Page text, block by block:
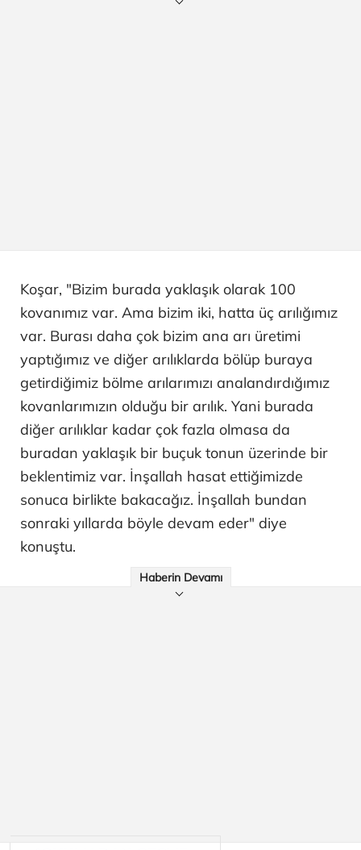
Koşar, "Bizim burada yaklaşık olarak 100
kovanımız var. Ama bizim iki, hatta üç arılığımız
var. Burası daha çok bizim ana arı üretimi
yaptığımız ve diğer arılıklarda bölüp buraya
getirdiğimiz bölme arılarımızı analandırdığımız
kovanlarımızın olduğu bir arılık. Yani burada
diğer arılıklar kadar çok fazla olmasa da
buradan yaklaşık bir buçuk tonun üzerinde bir
beklentimiz var. İnşallah hasat ettiğimizde
sonuca birlikte bakacağız. İnşallah bundan
sonraki yıllarda böyle devam eder" diye
konuştu.
Haberin Devamı